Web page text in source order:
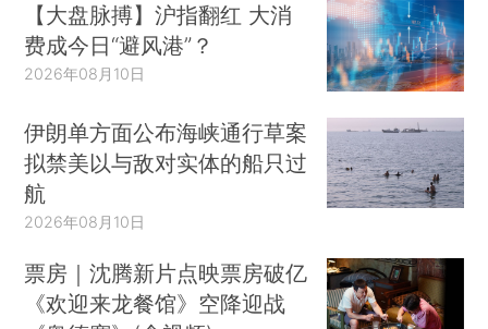
【大盘脉搏】沪指翻红 大消
费成今日“避风港”？
2026年08月10日
伊朗单方面公布海峡通行草案
拟禁美以与敌对实体的船只过
航
2026年08月10日
票房｜沈腾新片点映票房破亿
《欢迎来龙餐馆》空降迎战